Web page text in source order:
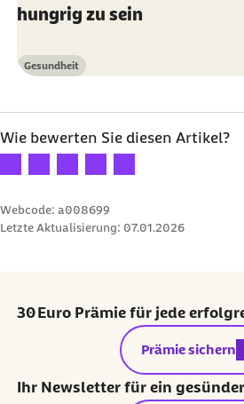
hungrig zu sein
Kategorie
Gesundheit
Wie bewerten Sie diesen Artikel?
Ihre Bewertung: 1 Stern
Ihre Bewertung: 2 Sterne
Ihre Bewertung: 3 Sterne
Ihre Bewertung: 4 Sterne
Ihre Bewertung: 5
Webcode: a008699
Letzte Aktualisierung: 07.01.2026
30 Euro Prämie für jede
externer Link:
Prämie sichern
Ihr Newsletter für ein